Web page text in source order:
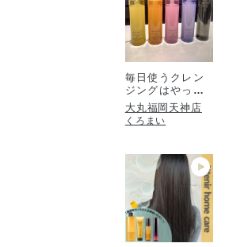
毎日使うクレン
ジングはやっぱ
りアテニア💎
大丸福岡天神店
くろまい